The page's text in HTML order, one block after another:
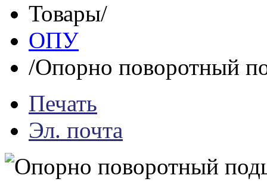
Товары/
ОПУ
/Опорно поворотный
Печать
Эл. почта